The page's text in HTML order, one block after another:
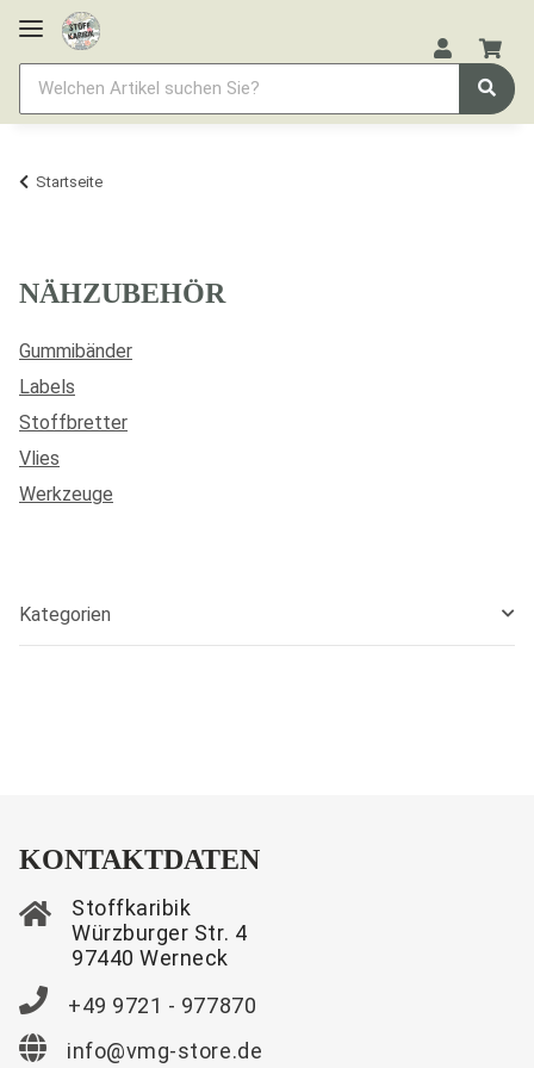
Startseite
NÄHZUBEHÖR
Gummibänder
Labels
Stoffbretter
Vlies
Werkzeuge
Kategorien
KONTAKTDATEN
Stoffkaribik
Würzburger Str. 4
97440 Werneck
+49 9721 - 977870
info@vmg-store.de